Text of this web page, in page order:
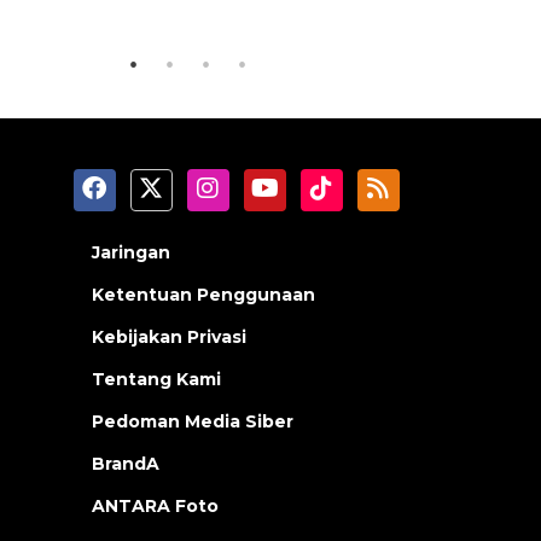
Jaringan
Ketentuan Penggunaan
Kebijakan Privasi
Tentang Kami
Pedoman Media Siber
BrandA
ANTARA Foto